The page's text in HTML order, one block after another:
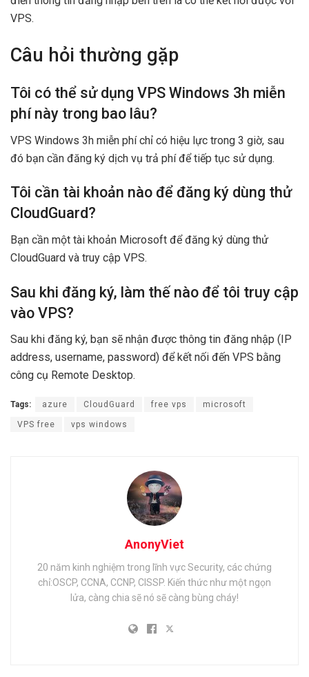
VPS.
Câu hỏi thường gặp
Tôi có thể sử dụng VPS Windows 3h miễn
phí này trong bao lâu?
VPS Windows 3h miễn phí chỉ có hiệu lực trong 3 giờ, sau
đó bạn cần đăng ký dịch vụ trả phí để tiếp tục sử dụng.
Tôi cần tài khoản nào để đăng ký dùng thử
CloudGuard?
Bạn cần một tài khoản Microsoft để đăng ký dùng thử
CloudGuard và truy cập VPS.
Sau khi đăng ký, làm thế nào để tôi truy cập
vào VPS?
Sau khi đăng ký, bạn sẽ nhận được thông tin đăng nhập (IP
address, username, password) để kết nối đến VPS bằng
công cụ Remote Desktop.
Tags: azure CloudGuard free vps microsoft
VPS free vps windows
AnonyViet
20 năm kinh nghiệm trong lĩnh vực Security, các chứng
chỉ:OSCP, CCNA, CCNP, CISSP. Kiến thức như một ngọn
lửa, càng chia sẽ nó sẽ càng bùng cháy!